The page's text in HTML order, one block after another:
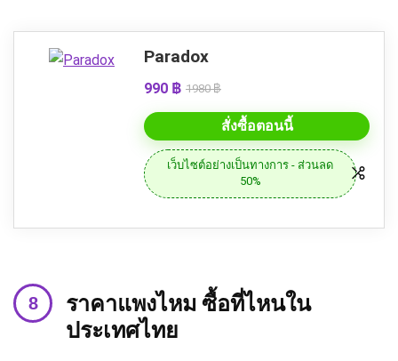
Paradox
990 ฿ 1980 ฿
สั่งซื้อตอนนี้
เว็บไซต์อย่างเป็นทางการ - ส่วนลด
50%
ราคาแพงไหม ซื้อที่ไหนใน
ประเทศไทย